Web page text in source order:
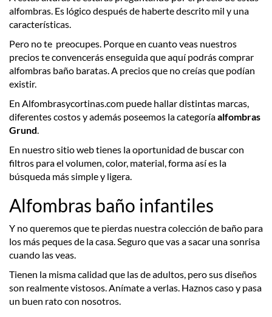
alfombras. Es lógico después de haberte descrito mil y una
características.
Pero no te preocupes. Porque en cuanto veas nuestros
precios te convencerás enseguida que aquí podrás comprar
alfombras baño baratas. A precios que no creías que podían
existir.
En Alfombrasycortinas.com puede hallar distintas marcas,
diferentes costos y además poseemos la categoríaalfombras
Grund
En nuestro sitio web tienes la oportunidad de buscar con
filtros para el volumen, color, material, forma así es la
búsqueda más simple y ligera.
Alfombras baño infantiles
Y no queremos que te pierdas nuestra colección de baño para
los más peques de la casa. Seguro que vas a sacar una sonrisa
cuando las veas.
Tienen la misma calidad que las de adultos, pero sus diseños
son realmente vistosos. Anímate a verlas. Haznos caso y pasa
un buen rato con nosotros.